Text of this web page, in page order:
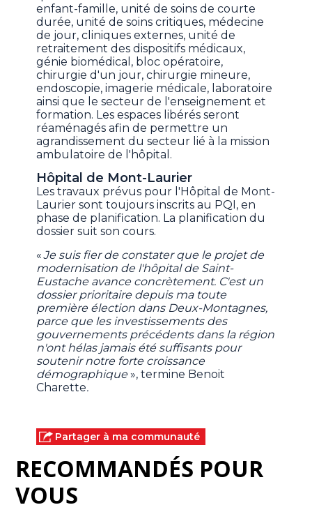
enfant-famille, unité de soins de courte
durée, unité de soins critiques, médecine
de jour, cliniques externes, unité de
retraitement des dispositifs médicaux,
génie biomédical, bloc opératoire,
chirurgie d'un jour, chirurgie mineure,
endoscopie, imagerie médicale, laboratoire
ainsi que le secteur de l'enseignement et
formation. Les espaces libérés seront
réaménagés afin de permettre un
agrandissement du secteur lié à la mission
ambulatoire de l'hôpital.
Hôpital de Mont-Laurier
Les travaux prévus pour l'Hôpital de Mont-
Laurier sont toujours inscrits au PQI, en
phase de planification. La planification du
dossier suit son cours.
«Je suis fier de constater que le projet de
modernisation de l'hôpital de Saint-
Eustache avance concrètement. C'est un
dossier prioritaire depuis ma toute
première élection dans Deux-Montagnes,
parce que les investissements des
gouvernements précédents dans la région
n'ont hélas jamais été suffisants pour
soutenir notre forte croissance
démographique», termine Benoit
Charette.
Partager à ma communauté
RECOMMANDÉS POUR
VOUS